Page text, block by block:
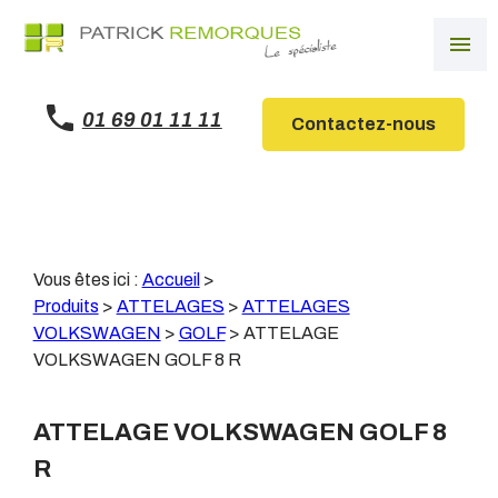
menu
01 69 01 11 11 Contactez-nous
Vous êtes ici : Accueil >
Produits > ATTELAGES > ATTELAGES
VOLKSWAGEN > GOLF> ATTELAGE
VOLKSWAGEN GOLF 8 R
ATTELAGE VOLKSWAGEN GOLF 8
R